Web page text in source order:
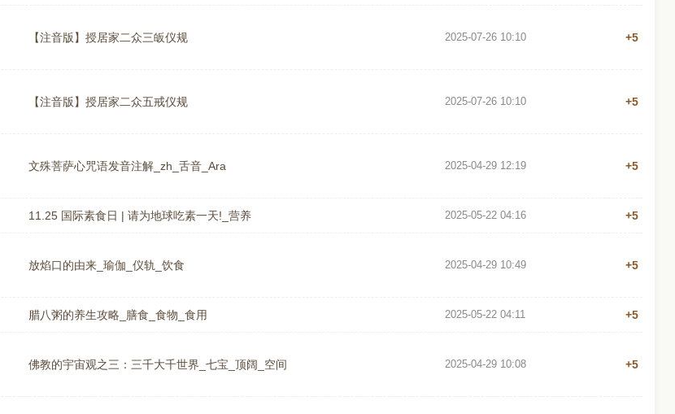
【注音版】授居家二众三皈仪规 2025-07-26 10:10 +5
【注音版】授居家二众五戒仪规 2025-07-26 10:10 +5
文殊菩萨心咒语发音注解_zh_舌音_Ara 2025-04-29 12:19 +5
11.25 国际素食日 | 请为地球吃素一天!_营养 2025-05-22 04:16 +5
放焰口的由来_瑜伽_仪轨_饮食 2025-04-29 10:49 +5
腊八粥的养生攻略_膳食_食物_食用 2025-05-22 04:11 +5
佛教的宇宙观之三：三千大千世界_七宝_顶阔_空间 2025-04-29 10:08 +5